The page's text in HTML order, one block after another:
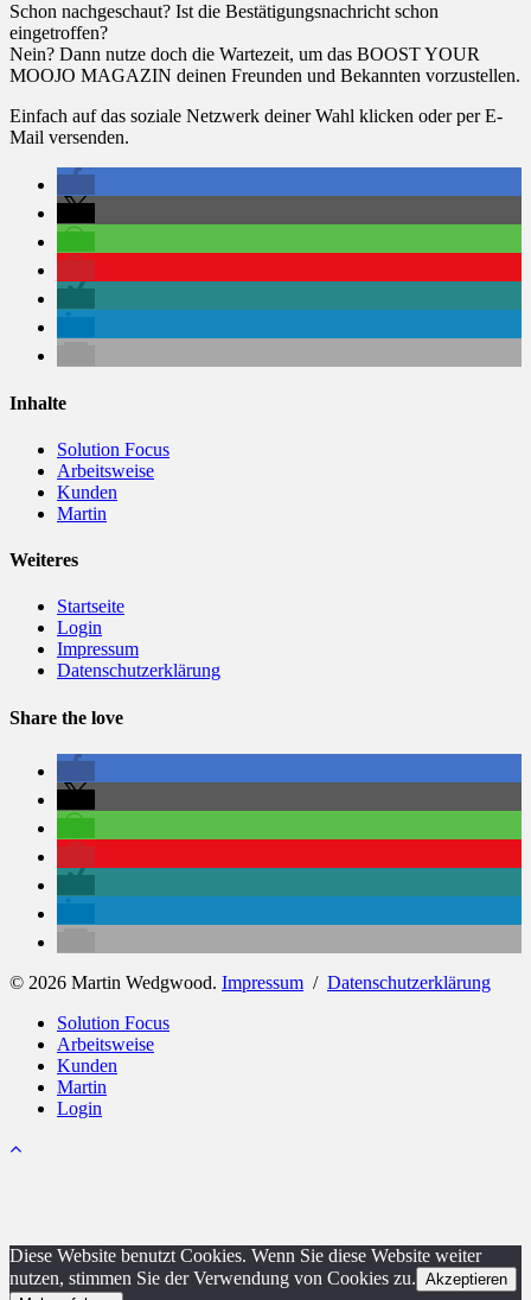
Schon nachgeschaut? Ist die Bestätigungsnachricht schon
eingetroffen?
Nein? Dann nutze doch die Wartezeit, um das BOOST YOUR
MOOJO MAGAZIN deinen Freunden und Bekannten vorzustellen.
Einfach auf das soziale Netzwerk deiner Wahl klicken oder per E-
Mail versenden.
Inhalte
Solution Focus
Arbeitsweise
Kunden
Martin
Weiteres
Startseite
Login
Impressum
Datenschutzerklärung
Share the love
© 2026 Martin Wedgwood. Impressum / Datenschutzerklärung
Close
Menu
Solution Focus
Arbeitsweise
Kunden
Martin
Login
Diese Website benutzt Cookies. Wenn Sie diese Website weiter
nutzen, stimmen Sie der Verwendung von Cookies zu. Akzeptieren